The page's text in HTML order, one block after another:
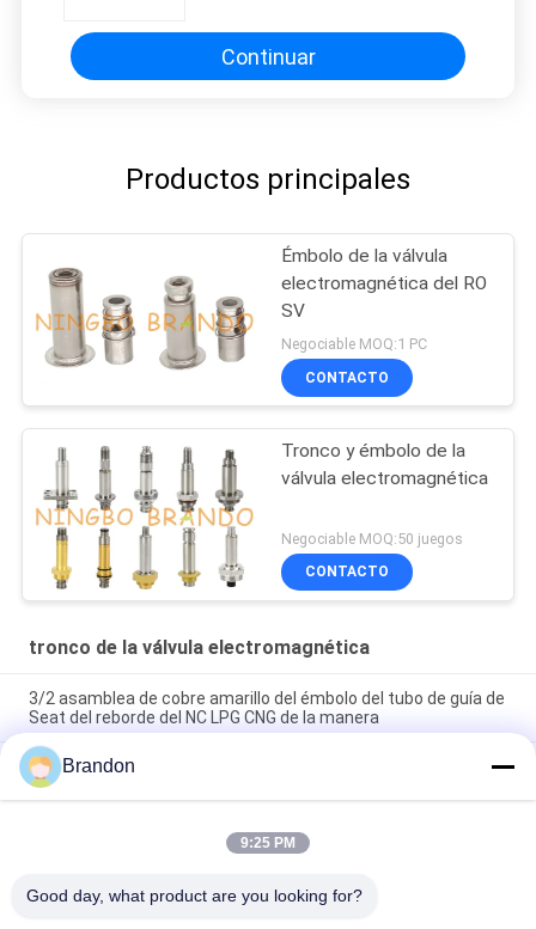
Continuar
Productos principales
Émbolo de la válvula
electromagnética del RO
SV
Negociable MOQ:1 PC
CONTACTO
Tronco y émbolo de la
válvula electromagnética
Negociable MOQ:50 juegos
CONTACTO
tronco de la válvula electromagnética
3/2 asamblea de cobre amarillo del émbolo del tubo de guía de
Seat del reborde del NC LPG CNG de la manera
Talla 30 de CNOMO 3/2 tronco de cobre amarillo de la válvula
electromagnética de la base de hierro del émbolo de la
manera
Base movible cilíndrica de Seat del tronco circular del
Brandon
9:25 PM
Good day, what product are you looking for?